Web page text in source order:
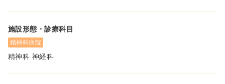
施設形態・診療科目
精神科病院
精神科 神経科